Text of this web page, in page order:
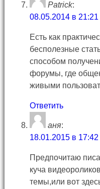
Patrick:
08.05.2014 в 21:21
Есть как
бесполезные
способом
форумы, где
живыми
Ответить
аня:
18.01.2015 в 17:42
Предпочитаю
куча
темы,или вот